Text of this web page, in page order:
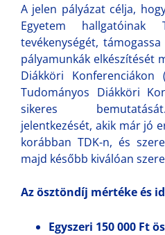
A jelen pályázat célja,
Egyetem hallgatóinak
tevékenységét,
pályamunkák elkészítését
Diákköri
Tudományos Diákköri
sikeres
jelentkezését, akik már jó
korábban TDK-n, és
majd később kiválóan
Az ösztöndíj mértéke és
Egyszeri 150 000 Ft